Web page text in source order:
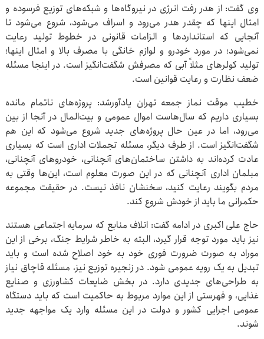
وی گفت: از هدر رفت انرژی در نیروگاه‌ها و شبکه‌های توزیع فرسوده و
امثال اینها که چقدر هدر می‌رود و اسراف می‌شود، شروع می‌شود تا
آنجایی که استانداردها و الزامات قانونی در خطوط تولید رعایت
نمی‌شود؛ در مورد خودرو و لوازم خانگی با مصرف بالا و امثال اینها؛
تولید کولرهای مثلاً آبی که مصرفش شگفت‌انگیز است. در اینجا مسئله
ضعف نظارت و رعایت قوانین است.
خطیب موقت نماز جمعه تهران یادآورشد: پروژه‌های ناتمام مانده
بسیاری داریم که سال‌هاست اموال عمومی و بیت‌المال در آنجا از بین
می‌رود، اما در عین حال پروژه‌های جدید شروع می‌شود که این هم
شگفت‌انگیز است. از طرف دیگر، مسئله تجملات اداری است که بسیاری
عادت کرده‌اند به داشتن ساختمان‌های آنچنانی، خودروهای آنچنانی،
مبلمان اداری آنچنانی که در این صورت معلوم است، این‌ها وقتی به
مردم بگویند رعایت کنید، سخنشان نافذ نیست. در حقیقت مجموعه
حکمرانی ما باید از خودش شروع کند.
حاج علی اکبری در ادامه گفت: اتلاف منابع که سرمایه اجتماعی هستند
نیز باید مورد توجه قرار گیرد، البته به خاطر شرایط جنگ، برخی از این
موراد به صورت ضرورت فوری خود به خود اصلاح شده است و باید
تبدیل به یک رویه عمومی شود. در زنجیره توزیع نیز، مسئله قاچاق نیاز
به طراحی‌های جدیدی دارد. در بخش ضایعات کشاورزی و صنایع
غذایی، و فهرستی از این موارد مربوط به حاکمیت است که باید دستگاه
عمومی اجرایی کشور و دولت در این مسئله وارد یک مواجهه جدید
شوند.